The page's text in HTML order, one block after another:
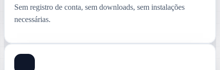
Sem registro de conta, sem downloads, sem instalações
necessárias.